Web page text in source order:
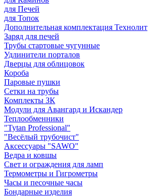
для Печей
для Топок
Дополнительная комплектация Технолит
Заряд для печей
Трубы стартовые чугунные
Удлинители порталов
Дверцы для облицовок
Короба
Паровые пушки
Сетки на трубы
Комплекты ЗК
Модули для Авангард и Искандер
Теплообменники
"Tytan Professional"
"Весёлый трубочист"
Аксессуары "SAWO"
Ведра и ковшы
Свет и ограждения для ламп
Термометры и Гигрометры
Часы и песочные часы
Бондарные изделия